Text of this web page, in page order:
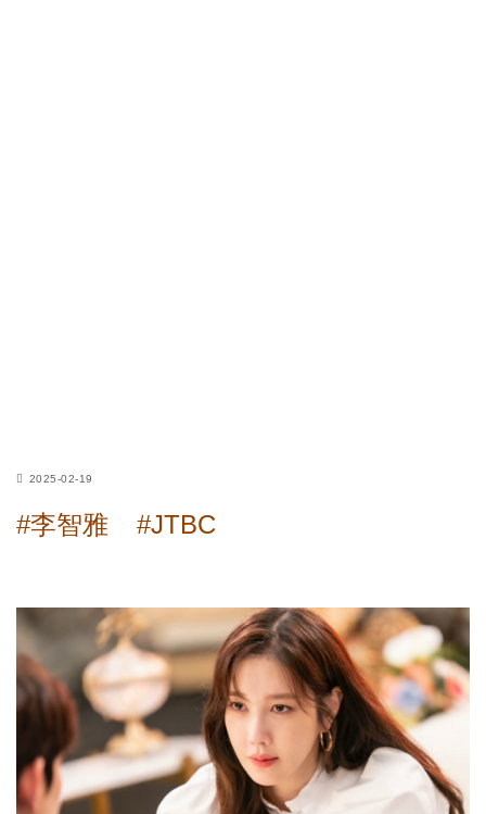
2025-02-19
#李智雅 #JTBC